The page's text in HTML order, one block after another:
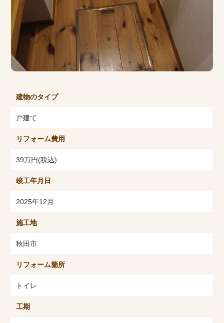
建物のタイプ
戸建て
リフォーム費用
39万円(税込)
竣工年月日
2025年12月
施工地
秋田市
リフォーム箇所
トイレ
工期